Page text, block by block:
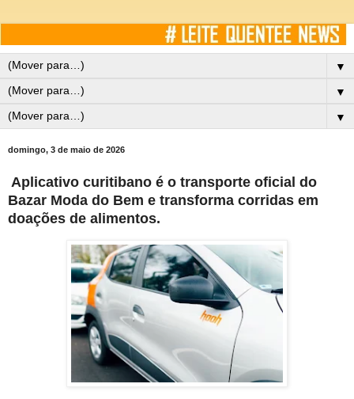
▼
▼
▼
domingo, 3 de maio de 2026
Aplicativo curitibano é o transporte oficial do
Bazar Moda do Bem e transforma corridas em
doações de alimentos.